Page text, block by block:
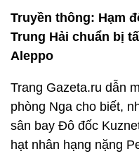
Truyền thông: Hạm
Trung Hải chuẩn bị
Aleppo
Trang Gazeta.ru dẫn
phòng Nga cho biết,
sân bay Đô đốc
hạt nhân hạng nặng